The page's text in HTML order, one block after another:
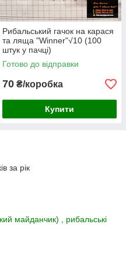
Рибальський гачок на карася
та ляща "Winner"√10 (100
штук у пачці)
Готово до відправки
70 ₴/коробка
Купити
за рік
майданчик) , рибальські